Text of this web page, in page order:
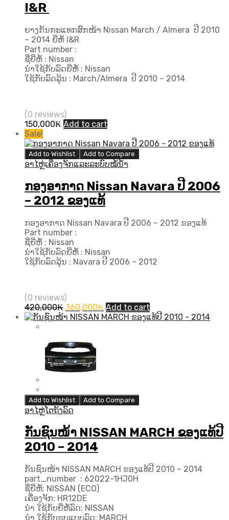
I&R
ຍາງກັນກະແທກສົກໜ້າ Nissan March / Almera ປີ​ 2010
– 2014 ຍີ່ຫໍ້ I&R
Part number :
ຊື່ຍີ່ຫໍ້ : Nissan
ນຳໃຊ້ກັບລົດຍີ່ຫໍ້ : Nissan
ໃຊ້ກັບລົດລຸ້ນ : March/Almera ປີ​ 2010 – 2014
(0 reviews)
150,000₭ Add to cart
Sale!
Add to Wishlist Add to Compare
ອາໄຫຼ່ເຄື່ອງຈັກແລະລະບົບໝໍ້ນ້ຳ
ກອງອາກາດ Nissan Navara ປີ 2006
– 2012 ຂອງແທ້
ກອງອາກາດ Nissan Navara ປີ 2006 – 2012 ຂອງແທ້
Part number :
ຊື່ຍີ່ຫໍ້ : Nissan
ນຳໃຊ້ກັບລົດຍີ່ຫໍ້ : Nissan
ໃຊ້ກັບລົດລຸ້ນ : Navara ປີ​ 2006 – 2012
(0 reviews)
420,000₭ Original
price
360,000₭ Current
price
Add to cart
Add to Wishlist Add to Compare
ອາໄຫຼ່ໂຕຖັງລົດ
ກັນຊົນໜ້າ NISSAN MARCH ຂອງແທ້ປີ
2010 – 2014
ກັນຊົນໜ້າ NISSAN MARCH ຂອງແທ້ປີ 2010 – 2014
part_number : 62022-1HJ0H
ຊື່ຍີ່ຫໍ້: NISSAN (ECO)
ເຄື່ອງຈັກ: HR12DE
ນຳ ໃຊ້ກັບຍີ່ຫໍ້ລົດ: NISSAN
ນຳ ໃຊ້ກັບຮູບແບບລົດ: MARCH